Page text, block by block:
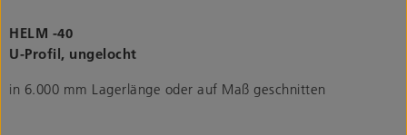
HELM -40
U-Profil, ungelocht
in 6.000 mm Lagerlänge oder auf Maß geschnitten